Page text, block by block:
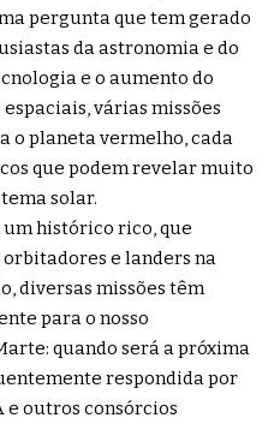
pergunta que tem gerado
da astronomia e do
e o aumento do
várias missões
o planeta vermelho, cada
que podem revelar muito
solar.
histórico rico, que
e landers na
diversas missões têm
para o nosso
quando será a próxima
respondida por
e outros consórcios